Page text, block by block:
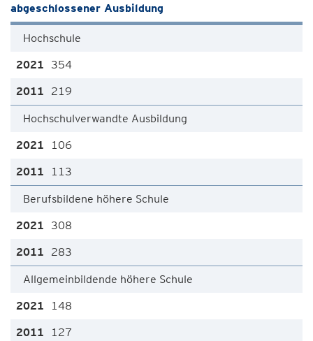
abgeschlossener Ausbildung
Hochschule
354
219
Hochschulverwandte Ausbildung
106
113
Berufsbildene höhere Schule
308
283
Allgemeinbildende höhere Schule
148
127